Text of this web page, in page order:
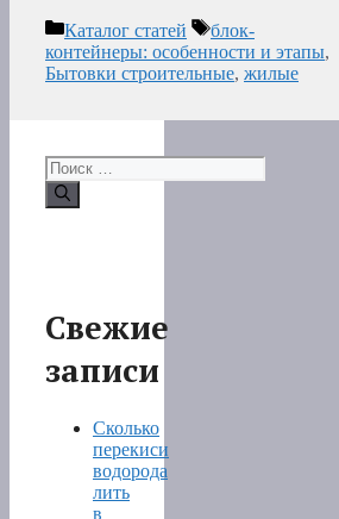
Рубрики
Каталог статей Метки
блок-
контейнеры: особенности и этапы,
Бытовки строительные, жилые
Поиск:
Свежие
записи
Сколько
перекиси
водорода
лить
в